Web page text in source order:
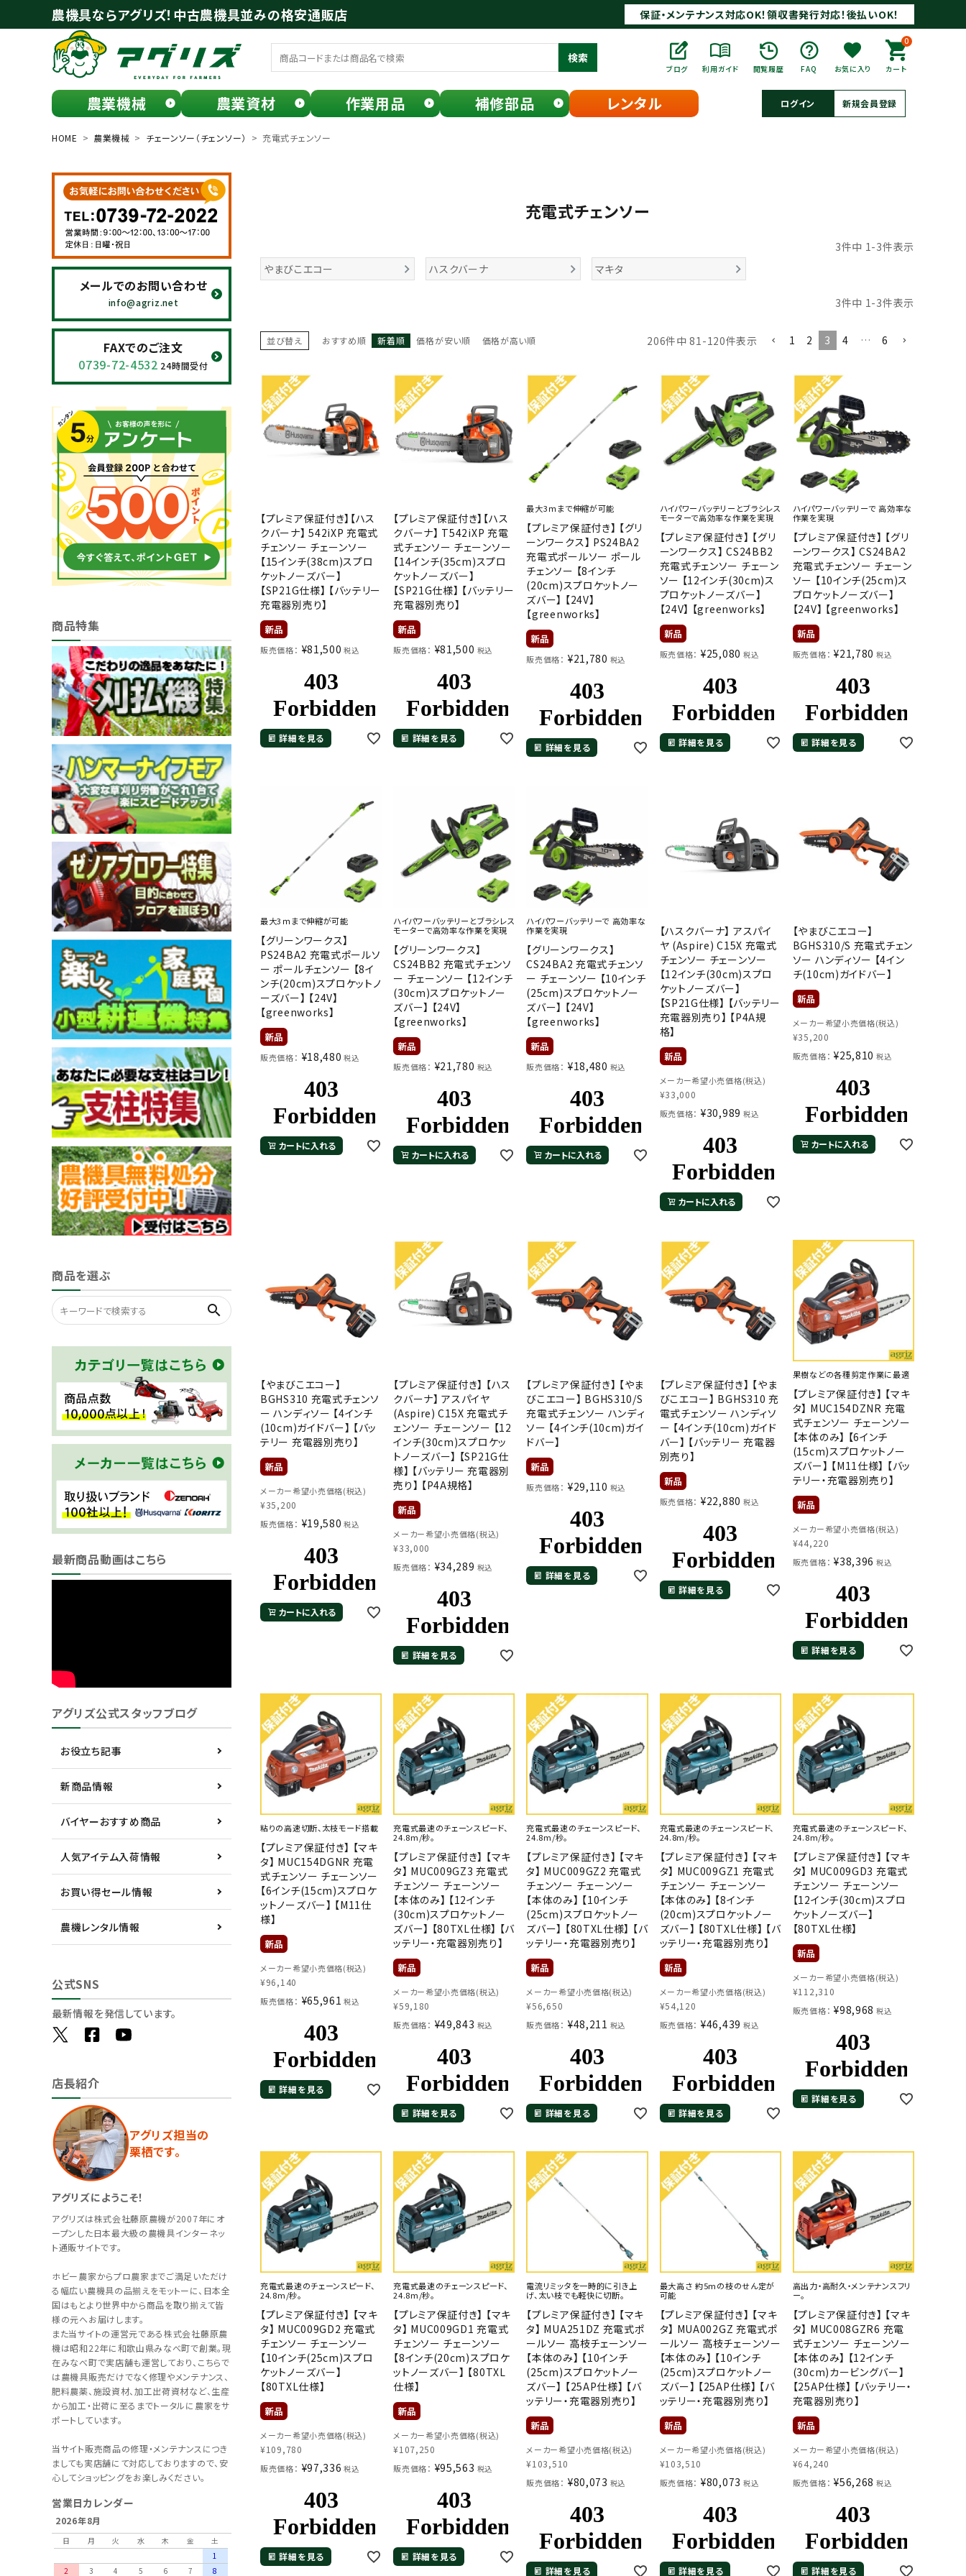
農機具ならアグリズ！中古農機具並みの格安通販店 保証・メンテナンス対応OK！領収書発行対応！後払いOK！
検索
ブログ 利用ガイド 閲覧履歴 FAQ お気に入り
0
カート
農業機械 農業資材 作業用品 補修部品 レンタル ログイン 新規会員登録
ログイン person 会員登録
search
農業資材
作業用品
補修部品
メールでのお問い合わせ
info@agriz.net
FAXでのご注文
0739-72-453224時間受付
HOME 農業機械 チェーンソー（チェンソー） 充電式チェンソー
メールでのお問い合わせ
info@agriz.net
FAXでのご注文
0739-72-4532 24時間受付
商品特集
商品を選ぶ
search
最新商品動画はこちら
アグリズ公式スタッフブログ
お役立ち記事
新商品情報
バイヤーおすすめ商品
人気アイテム入荷情報
お買い得セール情報
農機レンタル情報
公式SNS
最新情報を発信しています。
店長紹介
アグリズ担当の
栗栖です。
アグリズにようこそ！
アグリズは株式会社藤原農機が2007年にオ
ープンした日本最大級の農機具インターネッ
ト通販サイトです。
ホビー農家からプロ農家までご満足いただけ
る幅広い農機具の品揃えをモットーに、日本全
国はもとより世界中から商品を取り揃えて皆
様の元へお届けします。
また当サイトの運営元である株式会社藤原農
機は昭和22年に和歌山県みなべ町で創業。現
在みなべ町で実店舗も運営しており、こちらで
は農機具販売だけでなく修理やメンテナンス、
肥料農薬、施設資材、加工出荷資材など、生産
から加工・出荷に至るまでトータルに農家をサ
ポートしています。
当サイト販売商品の修理・メンテナンスにつき
ましても実店舗にて対応しておりますので、安
心してショッピングをお楽しみください。
営業日カレンダー
2026年8月
日 月 火 水 木 金
土
1
2
3 4 5 6 7 8
充電式チェンソー
3件中 1 -3件表示
やまびこエコー
ハスクバーナ マキタ
3件中 1 -3件表示
並び替え おすすめ順 新着順 価格が安い順 価格が高い順 206件中 81 -120件表示 1 2 3 4 … 6
【プレミア保証付き】【ハス
クバーナ】 542iXP 充電式
チェンソー チェーンソー
【15インチ(38cm)スプロ
ケットノーズバー】
【SP21G仕様】 【バッテリー
充電器別売り】
販売価格： ¥81,500 税込
詳細を見る
【プレミア保証付き】【ハス
クバーナ】 T542iXP 充電
式チェンソー チェーンソー
【14インチ(35cm)スプロ
ケットノーズバー】
【SP21G仕様】 【バッテリー
充電器別売り】
販売価格： ¥81,500 税込
詳細を見る
最大3ｍまで伸縮が可能
【プレミア保証付き】 【グリ
ーンワークス】 PS24BA2
充電式ポールソー ポール
チェンソー 【8インチ
(20cm)スプロケットノー
ズバー】 【24V】
【greenworks】
販売価格： ¥21,780 税込
詳細を見る
ハイパワーバッテリーとブラシレス
モーターで高効率な作業を実現
【プレミア保証付き】 【グリ
ーンワークス】 CS24BB2
充電式チェンソー チェーン
ソー 【12インチ(30cm)ス
プロケットノーズバー】
【24V】 【greenworks】
販売価格： ¥25,080 税込
詳細を見る
ハイパワーバッテリーで 高効率な
作業を実現
【プレミア保証付き】 【グリ
ーンワークス】 CS24BA2
充電式チェンソー チェーン
ソー 【10インチ(25cm)ス
プロケットノーズバー】
【24V】 【greenworks】
販売価格： ¥21,780 税込
詳細を見る
最大3ｍまで伸縮が可能
【グリーンワークス】
PS24BA2 充電式ポールソ
ー ポールチェンソー 【8イ
ンチ(20cm)スプロケットノ
ーズバー】 【24V】
【greenworks】
販売価格： ¥18,480 税込
カートに入れる
ハイパワーバッテリーとブラシレス
モーターで高効率な作業を実現
【グリーンワークス】
CS24BB2 充電式チェンソ
ー チェーンソー 【12インチ
(30cm)スプロケットノー
ズバー】 【24V】
【greenworks】
販売価格： ¥21,780 税込
カートに入れる
ハイパワーバッテリーで 高効率な
作業を実現
【グリーンワークス】
CS24BA2 充電式チェンソ
ー チェーンソー 【10インチ
(25cm)スプロケットノー
ズバー】 【24V】
【greenworks】
販売価格： ¥18,480 税込
カートに入れる
【ハスクバーナ】 アスパイ
ヤ (Aspire) C15X 充電式
チェンソー チェーンソー
【12インチ(30cm)スプロ
ケットノーズバー】
【SP21G仕様】 【バッテリー
充電器別売り】 【P4A規
格】
メーカー希望小売価格(税込)
¥33,000
販売価格： ¥30,989 税込
カートに入れる
【やまびこエコー】
BGHS310/S 充電式チェン
ソー ハンディソー 【4イン
チ(10cm)ガイドバー】
メーカー希望小売価格(税込)
¥35,200
販売価格： ¥25,810 税込
カートに入れる
【やまびこエコー】
BGHS310 充電式チェンソ
ー ハンディソー 【4インチ
(10cm)ガイドバー】 【バッ
テリー 充電器別売り】
メーカー希望小売価格(税込)
¥35,200
販売価格： ¥19,580 税込
カートに入れる
【プレミア保証付き】 【ハス
クバーナ】 アスパイヤ
(Aspire) C15X 充電式チ
ェンソー チェーンソー 【12
インチ(30cm)スプロケッ
トノーズバー】 【SP21G仕
様】 【バッテリー 充電器別
売り】 【P4A規格】
メーカー希望小売価格(税込)
¥33,000
販売価格： ¥34,289 税込
詳細を見る
【プレミア保証付き】 【やま
びこエコー】 BGHS310/S
充電式チェンソー ハンディ
ソー 【4インチ(10cm)ガイ
ドバー】
販売価格： ¥29,110 税込
詳細を見る
【プレミア保証付き】 【やま
びこエコー】 BGHS310 充
電式チェンソー ハンディソ
ー 【4インチ(10cm)ガイド
バー】 【バッテリー 充電器
別売り】
販売価格： ¥22,880 税込
詳細を見る
果樹などの各種剪定作業に最適
【プレミア保証付き】 【マキ
タ】 MUC154DZNR 充電
式チェンソー チェーンソー
【本体のみ】 【6インチ
(15cm)スプロケットノー
ズバー】 【M11仕様】 【バッ
テリー・充電器別売り】
メーカー希望小売価格(税込)
¥44,220
販売価格： ¥38,396 税込
詳細を見る
粘りの高速切断、太枝モード搭載
【プレミア保証付き】 【マキ
タ】 MUC154DGNR 充電
式チェンソー チェーンソー
【6インチ(15cm)スプロケ
ットノーズバー】 【M11仕
様】
メーカー希望小売価格(税込)
¥96,140
販売価格： ¥65,961 税込
詳細を見る
充電式最速のチェーンスピード、
24.8m/秒。
【プレミア保証付き】 【マキ
タ】 MUC009GZ3 充電式
チェンソー チェーンソー
【本体のみ】 【12インチ
(30cm)スプロケットノー
ズバー】 【80TXL仕様】 【バ
ッテリー・充電器別売り】
メーカー希望小売価格(税込)
¥59,180
販売価格： ¥49,843 税込
詳細を見る
充電式最速のチェーンスピード、
24.8m/秒。
【プレミア保証付き】 【マキ
タ】 MUC009GZ2 充電式
チェンソー チェーンソー
【本体のみ】 【10インチ
(25cm)スプロケットノー
ズバー】 【80TXL仕様】 【バ
ッテリー・充電器別売り】
メーカー希望小売価格(税込)
¥56,650
販売価格： ¥48,211 税込
詳細を見る
充電式最速のチェーンスピード、
24.8m/秒。
【プレミア保証付き】 【マキ
タ】 MUC009GZ1 充電式
チェンソー チェーンソー
【本体のみ】 【8インチ
(20cm)スプロケットノー
ズバー】 【80TXL仕様】 【バ
ッテリー・充電器別売り】
メーカー希望小売価格(税込)
¥54,120
販売価格： ¥46,439 税込
詳細を見る
充電式最速のチェーンスピード、
24.8m/秒。
【プレミア保証付き】 【マキ
タ】 MUC009GD3 充電式
チェンソー チェーンソー
【12インチ(30cm)スプロ
ケットノーズバー】
【80TXL仕様】
メーカー希望小売価格(税込)
¥112,310
販売価格： ¥98,968 税込
詳細を見る
充電式最速のチェーンスピード、
24.8m/秒。
【プレミア保証付き】 【マキ
タ】 MUC009GD2 充電式
チェンソー チェーンソー
【10インチ(25cm)スプロ
ケットノーズバー】
【80TXL仕様】
メーカー希望小売価格(税込)
¥109,780
販売価格： ¥97,336 税込
詳細を見る
充電式最速のチェーンスピード、
24.8m/秒。
【プレミア保証付き】 【マキ
タ】 MUC009GD1 充電式
チェンソー チェーンソー
【8インチ(20cm)スプロケ
ットノーズバー】 【80TXL
仕様】
メーカー希望小売価格(税込)
¥107,250
販売価格： ¥95,563 税込
詳細を見る
電流リミッタを一時的に引き上
げ、太い枝でも軽快に切断。
【プレミア保証付き】 【マキ
タ】 MUA251DZ 充電式ポ
ールソー 高枝チェーンソー
【本体のみ】 【10インチ
(25cm)スプロケットノー
ズバー】 【25AP仕様】 【バ
ッテリー・充電器別売り】
メーカー希望小売価格(税込)
¥103,510
販売価格： ¥80,073 税込
詳細を見る
最大高さ 約5mの枝のせん定が
可能
【プレミア保証付き】 【マキ
タ】 MUA002GZ 充電式ポ
ールソー 高枝チェーンソー
【本体のみ】 【10インチ
(25cm)スプロケットノー
ズバー】 【25AP仕様】 【バ
ッテリー・充電器別売り】
メーカー希望小売価格(税込)
¥103,510
販売価格： ¥80,073 税込
詳細を見る
高出力・高耐久・メンテナンスフリ
ー。
【プレミア保証付き】 【マキ
タ】 MUC008GZR6 充電
式チェンソー チェーンソー
【本体のみ】 【12インチ
(30cm)カービングバー】
【25AP仕様】 【バッテリー・
充電器別売り】
メーカー希望小売価格(税込)
¥64,240
販売価格： ¥56,268 税込
詳細を見る